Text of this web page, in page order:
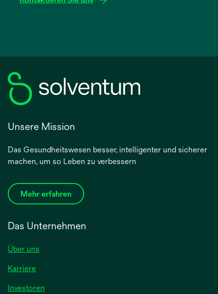
Unsere Mission
Das Gesundheitswesen besser, intelligenter und sicherer
machen, um so Leben zu verbessern
Mehr erfahren
Das Unternehmen
Über uns
Karriere
Investoren